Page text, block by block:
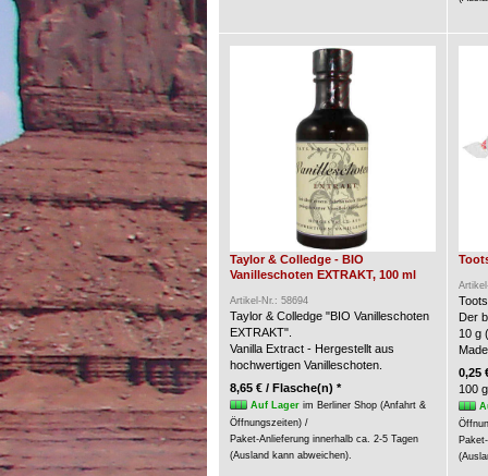
Taylor & Colledge - BIO
Vanilleschoten EXTRAKT, 100 ml
Artikel-Nr.: 58694
Taylor & Colledge "BIO Vanilleschoten
EXTRAKT".
Vanilla Extract - Hergestellt aus
hochwertigen Vanilleschoten.
8,65 € / Flasche(n) *
Auf Lagerim Berliner Shop (Anfahrt &
Öffnungszeiten) /
Paket-Anlieferung innerhalb ca. 2-5 Tagen
(Ausland kann abweichen).
Der
10 g
0,25
100